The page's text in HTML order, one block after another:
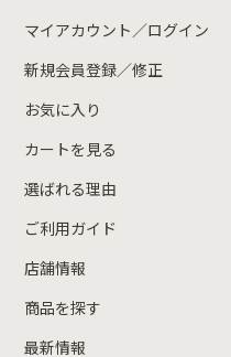
マイアカウント／ログイン
新規会員登録／修正
お気に入り
カートを見る
選ばれる理由
ご利用ガイド
店舗情報
商品を探す
最新情報